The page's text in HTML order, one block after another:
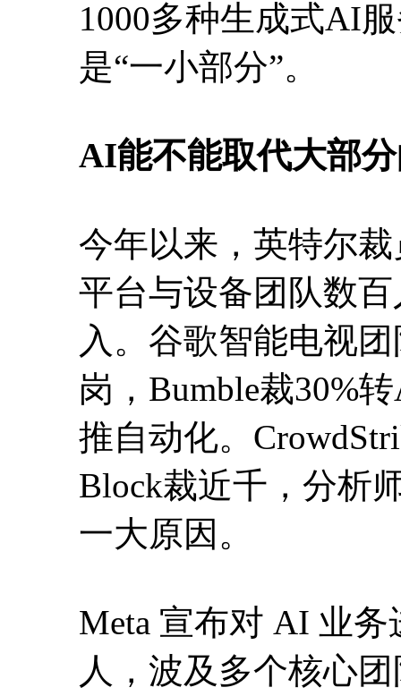
1000多种生成式AI
是“一小部分”。
AI能不能取代大部
今年以来，英特尔
平台与设备团队数
入。谷歌智能电视
岗，Bumble裁30%
推自动化。
Block裁近千，分析
一大原因。
Meta 宣布对 AI 业
人，波及多个核心